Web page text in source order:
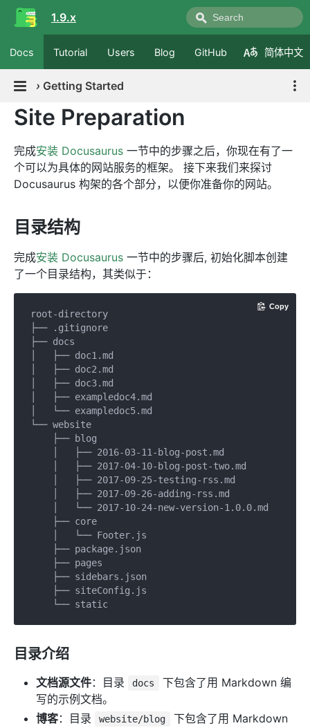
1.9.x
Docs Tutorial Users Blog GitHub 简体中文
› Getting Started
Site Preparation
完成安装 Docusaurus 一节中的步骤之后，你现在有了一
个可以为具体的网站服务的框架。 接下来我们来探讨
Docusaurus 构架的各个部分，以便你准备你的网站。
目录结构
完成安装 Docusaurus 一节中的步骤后, 初始化脚本创建
了一个目录结构，其类似于：
root-directory
├── .gitignore
├── docs
│   ├── doc1.md
│   ├── doc2.md
│   ├── doc3.md
│   ├── exampledoc4.md
│   └── exampledoc5.md
└── website
    ├── blog
    │   ├── 2016-03-11-blog-post.md
    │   ├── 2017-04-10-blog-post-two.md
    │   ├── 2017-09-25-testing-rss.md
    │   ├── 2017-09-26-adding-rss.md
    │   └── 2017-10-24-new-version-1.0.0.md
    ├── core
    │   └── Footer.js
    ├── package.json
    ├── pages
    ├── sidebars.json
    ├── siteConfig.js
Copy
目录介绍
文档源文件：目录 docs
下包含了用 Markdown 编
写的示例文档。
博客：目录 website/blog
下包含了用 Markdown